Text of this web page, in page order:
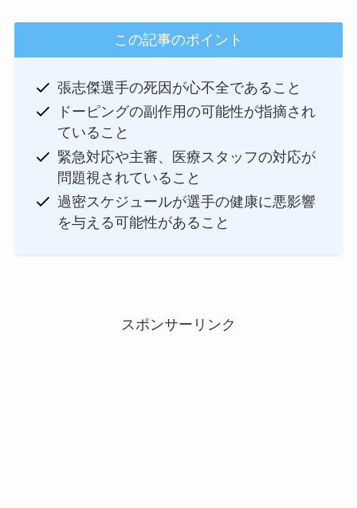
この記事のポイント
張志傑選手の死因が心不全であること
ドーピングの副作用の可能性が指摘され
ていること
緊急対応や主審、医療スタッフの対応が
問題視されていること
過密スケジュールが選手の健康に悪影響
を与える可能性があること
スポンサーリンク